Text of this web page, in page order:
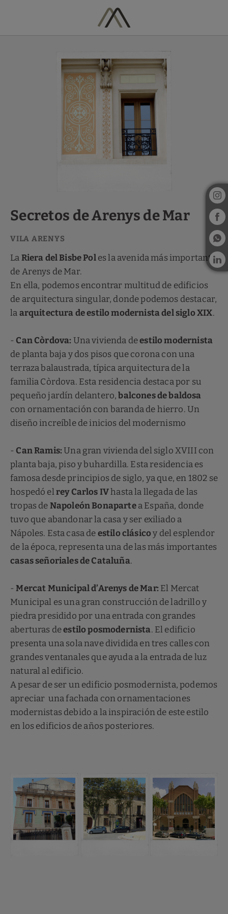
Secretos de Arenys de Mar
LaRiera del Bisbe Poles la avenida más importante
de Arenys de Mar.
En ella, podemos encontrar multitud de edificios
de arquitectura singular, donde podemos destacar,
laarquitectura de estilo modernista del siglo XIX.
- Can Còrdova: Una vivienda deestilo modernista
de planta baja y dos pisos que corona con una
terraza balaustrada, típica arquitectura de la
familia Còrdova. Esta residencia destaca por su
pequeño jardín delantero,balcones de baldosa
con ornamentación con baranda de hierro. Un
diseño increíble de inicios del modernismo
- Can Ramis:Una gran vivienda del siglo XVIII con
planta baja, piso y buhardilla. Esta residencia es
famosa desde principios de siglo, ya que, en 1802 se
hospedó elrey Carlos IVhasta la llegada de las
tropas deNapoleón Bonapartea España, donde
tuvo que abandonar la casa y ser exiliado a
Nápoles. Esta casa deestilo clásicoy del esplendor
de la época, representa una de las más importantes
casas señoriales de Cataluña.
-Mercat Municipal d’Arenys de Mar: El Mercat
Municipal es una gran construcción de ladrillo y
piedra presidido por una entrada con grandes
aberturas deestilo posmodernista. El edificio
presenta una sola nave dividida en tres calles con
grandes ventanales que ayuda a la entrada de luz
natural al edificio.
A pesar de ser un edificio posmodernista, podemos
apreciar una fachada con ornamentaciones
modernistas debido a la inspiración de este estilo
en los edificios de años posteriores.